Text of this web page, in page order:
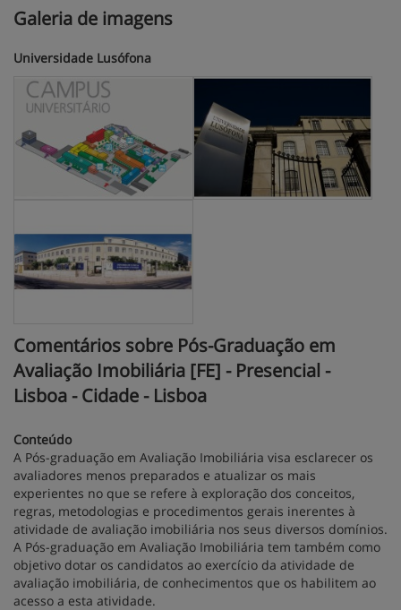
Galeria de imagens
Universidade Lusófona
Comentários sobre Pós-Graduação em
Avaliação Imobiliária [FE] - Presencial -
Lisboa - Cidade - Lisboa
Conteúdo
A Pós-graduação em Avaliação Imobiliária visa esclarecer os
avaliadores menos preparados e atualizar os mais
experientes no que se refere à exploração dos conceitos,
regras, metodologias e procedimentos gerais inerentes à
atividade de avaliação imobiliária nos seus diversos domínios.
A Pós-graduação em Avaliação Imobiliária tem também como
objetivo dotar os candidatos ao exercício da atividade de
avaliação imobiliária, de conhecimentos que os habilitem ao
acesso a esta atividade.